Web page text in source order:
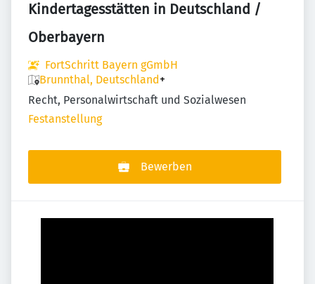
Kindertagesstätten in Deutschland /
Oberbayern
FortSchritt Bayern gGmbH
Brunnthal, Deutschland+
Recht, Personalwirtschaft und Sozialwesen
Festanstellung
Bewerben